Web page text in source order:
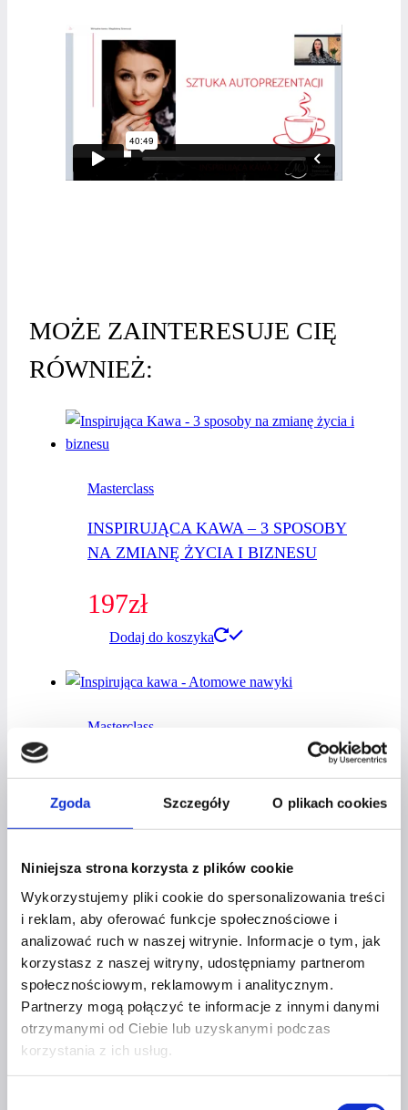
Zgoda Szczegóły O plikach cookies
Niniejsza strona korzysta z plików cookie
Wykorzystujemy pliki cookie do spersonalizowania treści
i reklam, aby oferować funkcje społecznościowe i
analizować ruch w naszej witrynie. Informacje o tym, jak
korzystasz z naszej witryny, udostępniamy partnerom
społecznościowym, reklamowym i analitycznym.
Partnerzy mogą połączyć te informacje z innymi danymi
otrzymanymi od Ciebie lub uzyskanymi podczas
korzystania z ich usług.
MOŻE ZAINTERESUJE CIĘ
RÓWNIEŻ:
Masterclass
INSPIRUJĄCA KAWA – 3 SPOSOBY
NA ZMIANĘ ŻYCIA I BIZNESU
197zł
Dodaj do koszyka
Masterclass
INSPIRUJĄCA KAWA – ATOMOWE
Dodaj do koszyka
Masterclass
INSPIRUJĄCA KAWA – BIZNES
W ENERGII SUKCESU
197zł